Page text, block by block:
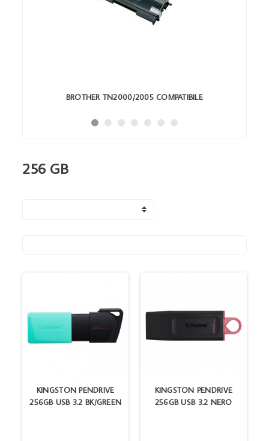
BROTHER TN2000/2005 COMPATIBILE
256 GB
KINGSTON PENDRIVE
256GB USB 3.2 BK/GREEN
KINGSTON PENDRIVE
256GB USB 3.2 NERO